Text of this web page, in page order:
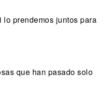
prendemos juntos para
que han pasado solo